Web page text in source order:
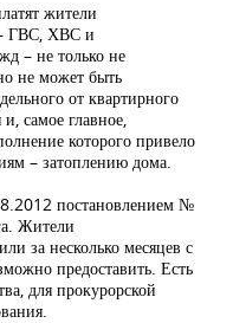
жители
ГВС, ХВС и
– не только не
не может быть
от квартирного
самое главное,
которого привело
– затоплению дома.
постановлением №
Жители
за несколько месяцев с
предоставить. Есть
для прокурорской